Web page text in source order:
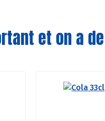
et on a